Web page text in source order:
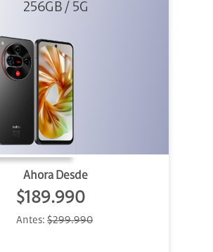
Negro
256GB / 5G
Ahora Desde
$189.990
Antes: $299.990